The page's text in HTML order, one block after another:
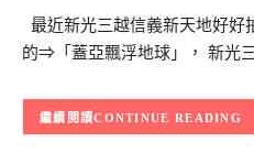
最近新光三越信義新天地好好
的⇒「蓋亞飄浮地球」， 新光
CONTINUE READING